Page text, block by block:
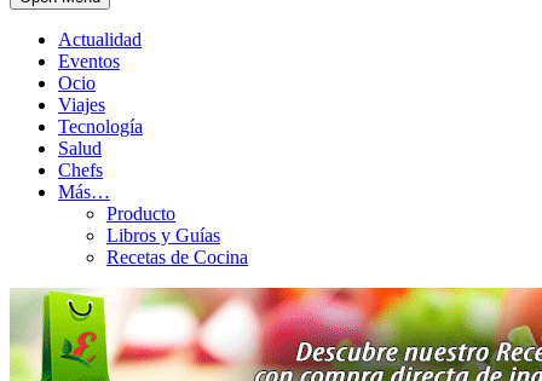
Actualidad
Eventos
Ocio
Viajes
Tecnología
Salud
Chefs
Más…
Producto
Libros y Guías
Recetas de Cocina